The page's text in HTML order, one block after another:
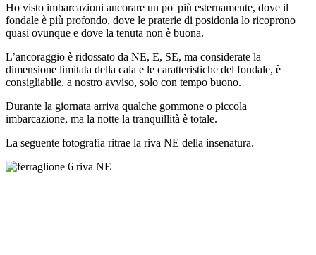
Ho visto imbarcazioni ancorare un po' più esternamente, dove il
fondale è più profondo, dove le praterie di posidonia lo ricoprono
quasi ovunque e dove la tenuta non è buona.
L’ancoraggio è ridossato da NE, E, SE, ma considerate la
dimensione limitata della cala e le caratteristiche del fondale, è
consigliabile, a nostro avviso, solo con tempo buono.
Durante la giornata arriva qualche gommone o piccola
imbarcazione, ma la notte la tranquillità è totale.
La seguente fotografia ritrae la riva NE della insenatura.